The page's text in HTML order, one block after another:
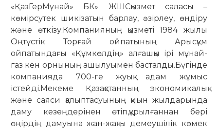
«ҚазГерМұнай» БК» ЖШСқызмет саласы –
көмірсутек шикізатын барлау, әзірлеу, өндіру
және өткізу.Компанияның қызметі 1984 жылы
Оңтүстік Торғай ойпатының Арысқұм
ойпатындағы «Құмкөлдің» алғашқы ірі мұнай-
газ кен орнының ашылуымен басталды.Бүгінде
компанияда 700-ге жуық адам жұмыс
істейді.Мекеме Қазақстанның экономикалық
және саяси қалыптасуының қиын жылдарында
даму кезеңдерінен өтіп,құрылғаннан бері
өңірдің дамуына жан-жақты демеушілік көмек